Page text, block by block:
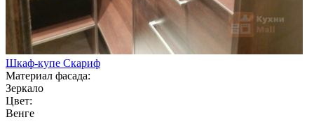
Шкаф-купе Скариф
Материал фасада:
Зеркало
Цвет:
Венге